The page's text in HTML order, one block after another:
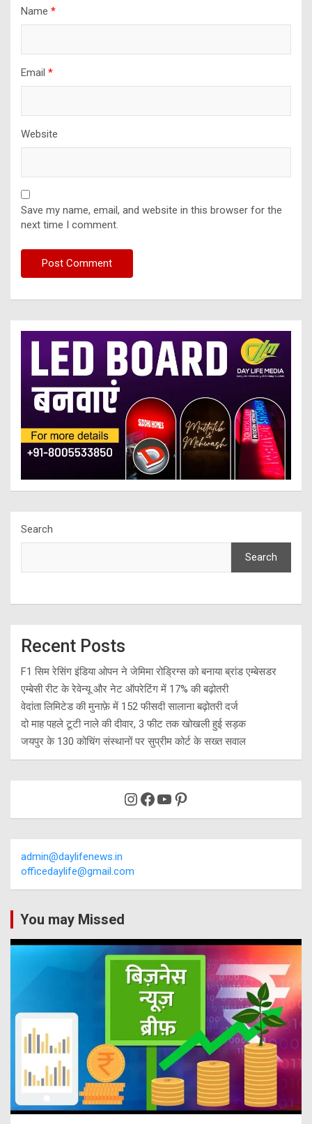
Name *
Email *
Website
Save my name, email, and website in this browser for the
next time I comment.
Search
Search
Recent Posts
F1 सिम रेसिंग इंडिया ओपन ने जेमिमा रोड्रिग्स को बनाया ब्रांड एम्बेसडर
एम्बेसी रीट के रेवेन्यू और नेट ऑपरेटिंग में 17% की बढ़ोतरी
वेदांता लिमिटेड की मुनाफ़े में 152 फीसदी सालाना बढ़ोतरी दर्ज
दो माह पहले टूटी नाले की दीवार, 3 फीट तक खोखली हुई सड़क
जयपुर के 130 कोचिंग संस्थानों पर सुप्रीम कोर्ट के सख्त सवाल
Instagram
Facebook
YouTube
Pinterest
admin@daylifenews.in
officedaylife@gmail.com
You may Missed